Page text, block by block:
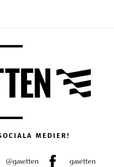
MEDIER!
@gasetten gasetten